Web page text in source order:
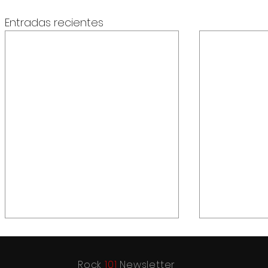
Entradas recientes
Rock 101 Newsletter